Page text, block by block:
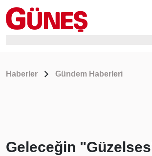
Haberler Gündem Haberleri
Geleceğin